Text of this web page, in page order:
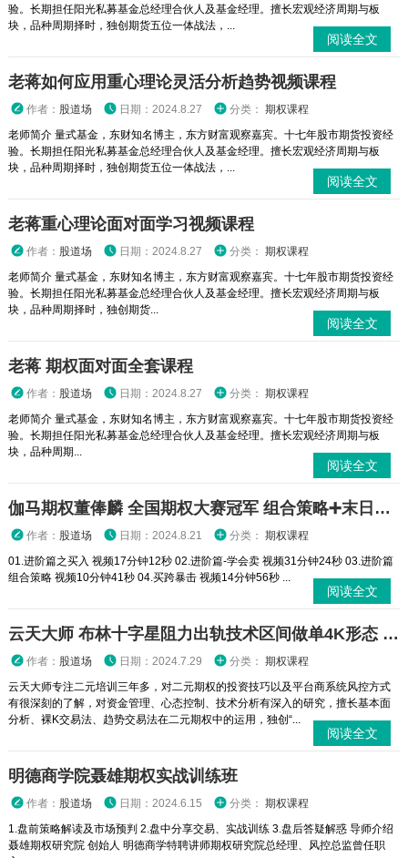
验。长期担任阳光私募基金总经理合伙人及基金经理。擅长宏观经济周期与板
块，品种周期择时，独创期货五位一体战法，...
阅读全文
老蒋如何应用重心理论灵活分析趋势视频课程
作者： 股道场 日期：2024.8.27 分类： 期权课程
老师简介 量式基金，东财知名博主，东方财富观察嘉宾。十七年股市期货投资经
验。长期担任阳光私募基金总经理合伙人及基金经理。擅长宏观经济周期与板
块，品种周期择时，独创期货五位一体战法，...
阅读全文
老蒋重心理论面对面学习视频课程
作者： 股道场 日期：2024.8.27 分类： 期权课程
老师简介 量式基金，东财知名博主，东方财富观察嘉宾。十七年股市期货投资经
验。长期担任阳光私募基金总经理合伙人及基金经理。擅长宏观经济周期与板
块，品种周期择时，独创期货...
阅读全文
老蒋 期权面对面全套课程
作者： 股道场 日期：2024.8.27 分类： 期权课程
老师简介 量式基金，东财知名博主，东方财富观察嘉宾。十七年股市期货投资经
验。长期担任阳光私募基金总经理合伙人及基金经理。擅长宏观经济周期与板
块，品种周期...
阅读全文
伽马期权董俸麟 全国期权大赛冠军 组合策略➕末日轮视频课程
作者： 股道场 日期：2024.8.21 分类： 期权课程
01.进阶篇之买入 视频17分钟12秒 02.进阶篇-学会卖 视频31分钟24秒 03.进阶篇
组合策略 视频10分钟41秒 04.买跨暴击 视频14分钟56秒 ...
阅读全文
云天大师 布林十字星阻力出轨技术区间做单4K形态 二元期权外汇实战培训视频课程
作者： 股道场 日期：2024.7.29 分类： 期权课程
云天大师专注二元培训三年多，对二元期权的投资技巧以及平台商系统风控方式
有很深刻的了解，对资金管理、心态控制、技术分析有深入的研究，擅长基本面
分析、裸K交易法、趋势交易法在二元期权中的运用，独创“...
阅读全文
明德商学院聂雄期权实战训练班
作者： 股道场 日期：2024.6.15 分类： 期权课程
1.盘前策略解读及市场预判 2.盘中分享交易、实战训练 3.盘后答疑解惑 导师介绍
聂雄期权研究院 创始人 明德商学特聘讲师期权研究院总经理、风控总监曾任职